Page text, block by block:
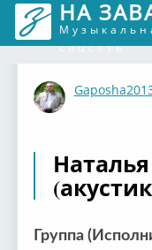
НА
соцсеть
Наталья
Группа